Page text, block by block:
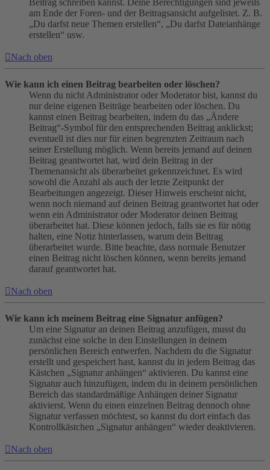
am Ende der Foren- und der Beitragsansicht aufgelistet. Z. B.
„Du darfst neue Themen erstellen“, „Du darfst Dateianhänge
erstellen“ usw.
Nach oben
Wie kann ich einen Beitrag bearbeiten oder löschen?
Wenn du nicht Administrator oder Moderator bist, kannst du
nur deine eigenen Beiträge bearbeiten oder löschen. Du
kannst einen Beitrag bearbeiten, indem du das „Ändere
Beitrag“-Symbol für den entsprechenden Beitrag anklickst;
eventuell ist dies nur für einen begrenzten Zeitraum nach
seiner Erstellung möglich. Wenn bereits jemand auf deinen
Beitrag geantwortet hat, wird dein Beitrag in der
Themenansicht als überarbeitet gekennzeichnet. Es wird
sowohl die Anzahl als auch der letzte Zeitpunkt der
Bearbeitungen angezeigt. Dieser Hinweis erscheint nicht,
wenn noch niemand auf deinen Beitrag geantwortet hat oder
wenn ein Administrator oder Moderator deinen Beitrag
überarbeitet hat. Diese können jedoch, falls sie es für nötig
halten, eine Notiz hinterlassen, warum dein Beitrag
überarbeitet wurde. Bitte beachte, dass normale Benutzer
einen Beitrag nicht löschen können, wenn bereits jemand
darauf geantwortet hat.
Nach oben
Wie kann ich meinem Beitrag eine Signatur anfügen?
Um eine Signatur an deinen Beitrag anzufügen, musst du
zunächst eine solche in den Einstellungen in deinem
persönlichen Bereich entwerfen. Nachdem du die Signatur
erstellt und gespeichert hast, kannst du in jedem Beitrag das
Kästchen „Signatur anhängen“ aktivieren. Du kannst eine
Signatur auch hinzufügen, indem du in deinem persönlichen
Bereich das standardmäßige Anhängen deiner Signatur
aktivierst. Wenn du einen einzelnen Beitrag dennoch ohne
Signatur verfassen möchtest, so kannst du dort einfach das
Kontrollkästchen „Signatur anhängen“ wieder deaktivieren.
Nach oben